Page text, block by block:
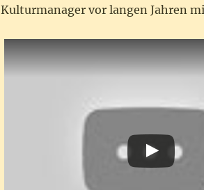
Kulturmanager vor langen Jahren